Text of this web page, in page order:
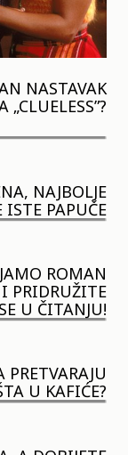
NASTAVAK
„CLUELESS”?
NAJBOLJE
PAPUČE
ROMAN
I PRIDRUŽITE
U ČITANJU!
U KAFIĆE?